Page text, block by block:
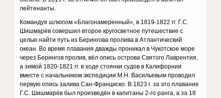
лейтенанты.
Командуя шлюпом «Благонамеренный», в 1819-1822 гг. Г.С.
Шишмарёв совершил второе кругосветное путешествие с
целью найти путь из Берингова пролива в Атлантический
океан. Во время плавания дважды проникал в Чукотское море
через Берингов пролив, вёл опись острова Святого Лаврентия,
а зимой 1820-1821 гг. в ходе стоянки судов в Калифорнии
вместе с начальником экспедиции М.Н. Васильевым проводил
первую опись залива Сан-Франциско. В 1823 г. за это плавание
Г.С. Шишмарёв был произведён в капитаны 2-го ранга, а за 18